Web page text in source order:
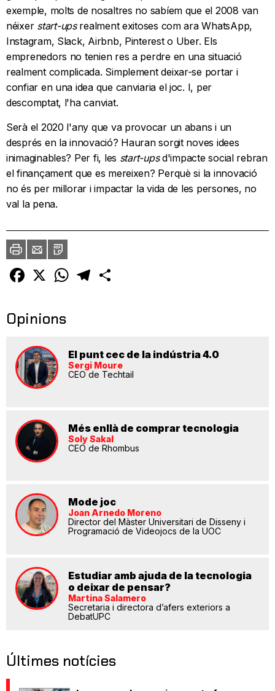
exemple, molts de nosaltres no sabíem que el 2008 van
néixer start-ups realment exitoses com ara WhatsApp,
Instagram, Slack, Airbnb, Pinterest o Uber. Els
emprenedors no tenien res a perdre en una situació
realment complicada. Simplement deixar-se portar i
confiar en una idea que canviaria el joc. I, per
descomptat, l'ha canviat.
Serà el 2020 l'any que va provocar un abans i un
després en la innovació? Hauran sorgit noves idees
inimaginables? Per fi, les start-upsd'impacte social rebran
el finançament que es mereixen? Perquè si la innovació
no és per millorar i impactar la vida de les persones, no
val la pena.
ImprimirEnvia
un
amic
PDF
Facebook
X WhatsAppTelegram
Opinions
El punt cec de la indústria 4.0
Sergi Moure
CEO de Techtail
Més enllà de comprar tecnologia
Soly Sakal
CEO de Rhombus
Mode joc
Joan Arnedo Moreno
Director del Màster Universitari de Disseny i
Programació de Videojocs de la UOC
Estudiar amb ajuda de la tecnologia
o deixar de pensar?
Martina Salamero
Secretaria i directora d’afers exteriors a
DebatUPC
Últimes notícies